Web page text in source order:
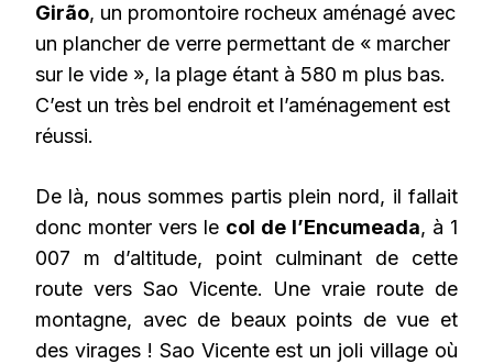
Girão, un promontoire rocheux aménagé avec
un plancher de verre permettant de « marcher
sur le vide », la plage étant à 580 m plus bas.
C’est un très bel endroit et l’aménagement est
réussi.
De là, nous sommes partis plein nord, il fallait
donc monter vers le col de l’Encumeada, à 1
007 m d’altitude, point culminant de cette
route vers Sao Vicente. Une vraie route de
montagne, avec de beaux points de vue et
des virages ! Sao Vicente est un joli village où